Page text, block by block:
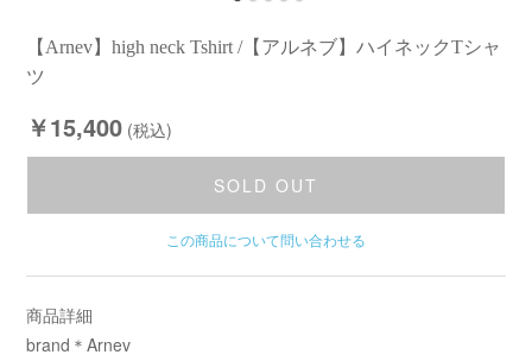
【Arnev】high neck Tshirt /【アルネブ】ハイネックTシャ
ツ
￥15,400 (税込)
SOLD OUT
この商品について問い合わせる
商品詳細
brand＊Arnev